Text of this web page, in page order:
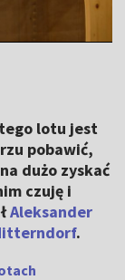
lotu jest
pobawić,
dużo zyskać
czuję i
Aleksander
.